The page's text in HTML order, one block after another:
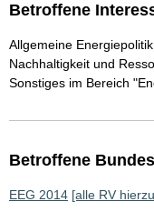
Betroffene
Allgemeine Energiepolitik
Nachhaltigkeit und
Sonstiges im Bereich
Betroffene
EEG 2014 [alle RV